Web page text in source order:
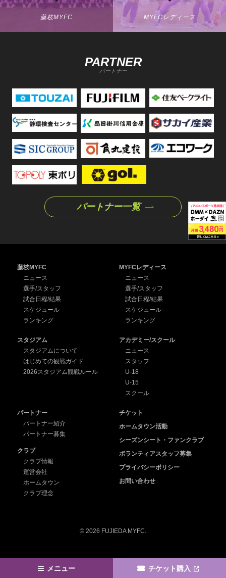
メニュー チケット購入
藤枝MYFC MYFCレディース
PARTNER
パートナー
パートナー一覧
藤枝MYFC
ニュース
選手/スタッフ
試合日程/結果
スケジュール
ランキング
MYFCレディース
ニュース
選手/スタッフ
試合日程/結果
スケジュール
ランキング
スタジアム
スタジアムについて
はじめての観戦ガイド
2026スタジアム観戦ルール
アカデミー/スクール
ニュース
スタッフ
U-18
U-15
スクール
パートナー
パートナー紹介
パートナー募集
クラブ
クラブ情報
運営会社
ホームタウン
クラブ理念
チケット
ホームタウン活動
シーズンシート・ファンクラブ
ボランティアスタッフ募集
プライバシーポリシー
お問い合わせ
© 2026 FUJIEDA MYFC.